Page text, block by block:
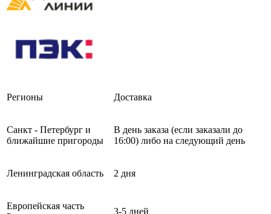
Регионы Доставка
Санкт - Петербург и
ближайшие пригороды
В день заказа (если заказали до
16:00) либо на следующий день
Ленинградская область 2 дня
Европейская часть
3-5 дней